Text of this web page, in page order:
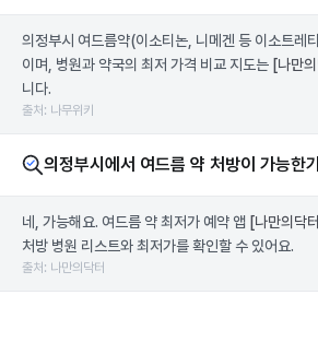
의정부시 여드름약(이소티논, 니메겐 등 이소트
이며, 병원과 약국의 최저 가격 비교 지도는 [나만
니다.
출처: 나무위키
의정부시에서 여드름 약 처방이 가능한
네, 가능해요. 여드름 약 최저가 예약 앱 [나만의닥
처방 병원 리스트와 최저가를 확인할 수 있어요.
출처: 나만의닥터